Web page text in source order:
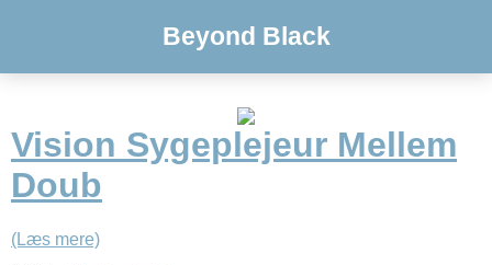
Beyond Black
Vision Sygeplejeur Mellem
Doub
(Læs mere)